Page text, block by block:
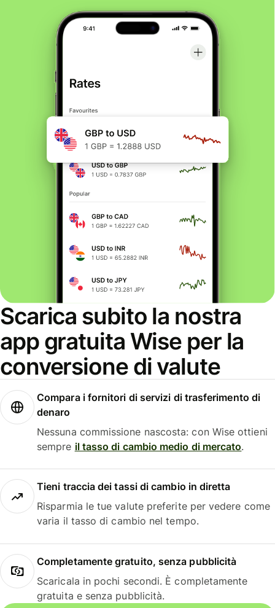
Scarica subito la nostra
app gratuita Wise per la
conversione di valute
Compara i fornitori di servizi di trasferimento di
denaro
Nessuna commissione nascosta: con Wise ottieni
sempre il tasso di cambio medio di mercato.
Tieni traccia dei tassi di cambio in diretta
Risparmia le tue valute preferite per vedere come
varia il tasso di cambio nel tempo.
Completamente gratuito, senza pubblicità
Scaricala in pochi secondi. È completamente
gratuita e senza pubblicità.